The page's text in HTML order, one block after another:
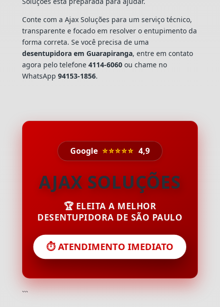
Conte com a Ajax Soluções para um serviço técnico,
transparente e focado em resolver o entupimento da
forma correta. Se você precisa de uma
desentupidora em Guarapiranga, entre em contato
agora pelo telefone 4114-6060ou chame no
WhatsApp 94153-1856.
Google ⭐⭐⭐⭐⭐ 4,9
AJAX SOLUÇÕES
🏆 ELEITA A MELHOR
DESENTUPIDORA DE SÃO PAULO
⏱️ ATENDIMENTO IMEDIATO
```